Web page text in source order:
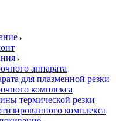
аппарата
для плазменной резки
комплекса
термической резки
комплекса